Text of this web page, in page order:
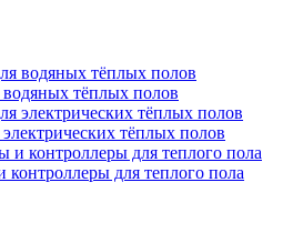
тёплых полов
тёплых полов
контроллеры для теплого пола